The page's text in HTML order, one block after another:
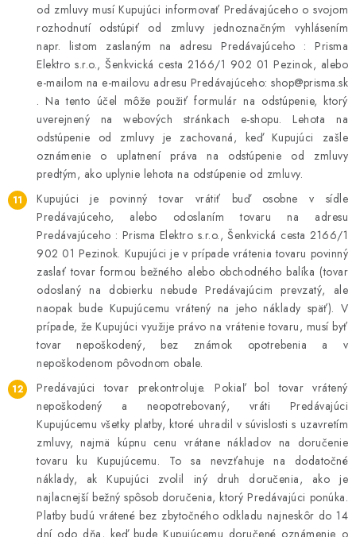
od zmluvy musí Kupujúci informovať Predávajúceho o svojom
rozhodnutí odstúpiť od zmluvy jednoznačným vyhlásením
napr. listom zaslaným na adresu Predávajúceho : Prisma
Elektro s.r.o., Šenkvická cesta 2166/1 902 01 Pezinok, alebo
e-mailom na e-mailovu adresu Predávajúceho: shop@prisma.sk
. Na tento účel môže použiť formulár na odstúpenie, ktorý
uverejnený na webových stránkach e-shopu. Lehota na
odstúpenie od zmluvy je zachovaná, keď Kupujúci zašle
oznámenie o uplatnení práva na odstúpenie od zmluvy
predtým, ako uplynie lehota na odstúpenie od zmluvy.
Kupujúci je povinný tovar vrátiť buď osobne v sídle
Predávajúceho, alebo odoslaním tovaru na adresu
Predávajúceho : Prisma Elektro s.r.o., Šenkvická cesta 2166/1
902 01 Pezinok. Kupujúci je v prípade vrátenia tovaru povinný
zaslať tovar formou bežného alebo obchodného balíka (tovar
odoslaný na dobierku nebude Predávajúcim prevzatý, ale
naopak bude Kupujúcemu vrátený na jeho náklady späť). V
prípade, že Kupujúci využije právo na vrátenie tovaru, musí byť
tovar nepoškodený, bez známok opotrebenia a v
nepoškodenom pôvodnom obale.
Predávajúci tovar prekontroluje. Pokiaľ bol tovar vrátený
nepoškodený a neopotrebovaný, vráti Predávajúci
Kupujúcemu všetky platby, ktoré uhradil v súvislosti s uzavretím
zmluvy, najmä kúpnu cenu vrátane nákladov na doručenie
tovaru ku Kupujúcemu. To sa nevzťahuje na dodatočné
náklady, ak Kupujúci zvolil iný druh doručenia, ako je
najlacnejší bežný spôsob doručenia, ktorý Predávajúci ponúka.
Platby budú vrátené bez zbytočného odkladu najneskôr do 14
dní odo dňa, keď bude Kupujúcemu doručené oznámenie o